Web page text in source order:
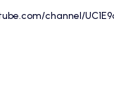
channel/